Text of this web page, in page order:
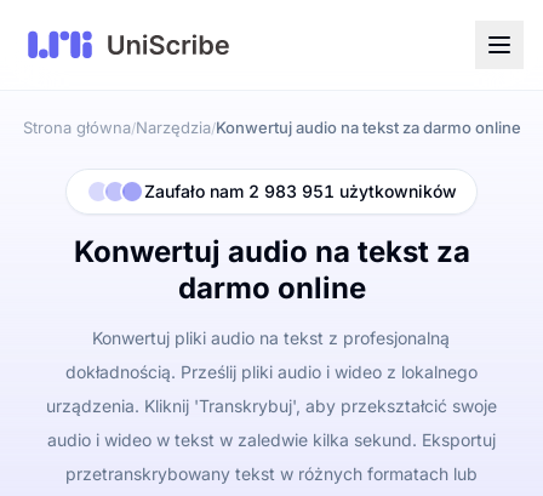
Strona główna/Narzędzia/Konwertuj audio na tekst za darmo online
Zaufało nam 2 983 951 użytkowników
Konwertuj audio na tekst za
darmo online
Konwertuj pliki audio na tekst z profesjonalną
dokładnością. Prześlij pliki audio i wideo z lokalnego
urządzenia. Kliknij 'Transkrybuj', aby przekształcić swoje
audio i wideo w tekst w zaledwie kilka sekund. Eksportuj
przetranskrybowany tekst w różnych formatach lub